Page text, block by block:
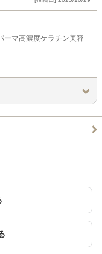
ーマ高濃度ケラチン美容